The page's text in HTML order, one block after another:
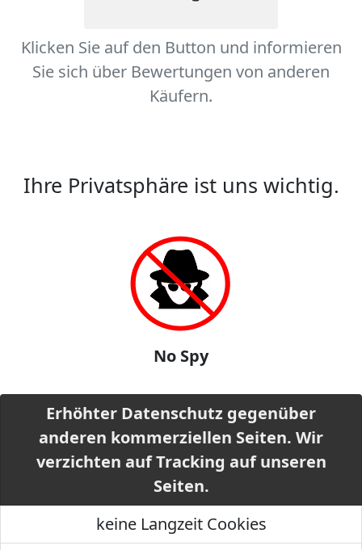
Klicken Sie auf den Button und informieren
Sie sich über Bewertungen von anderen
Käufern.
Ihre Privatsphäre ist uns wichtig.
No Spy
Erhöhter Datenschutz gegenüber
anderen kommerziellen Seiten. Wir
verzichten auf Tracking auf unseren
Seiten.
keine Langzeit Cookies